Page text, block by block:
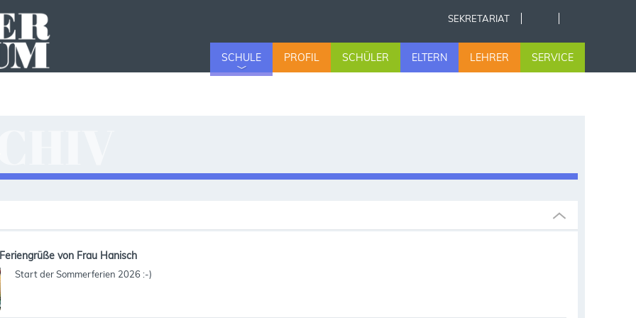
SEKRETARIAT
SCHULE PROFIL SCHÜLER ELTERN LEHRER SERVICE
Feriengrüße von Frau Hanisch
Start der Sommerferien 2026 :-)